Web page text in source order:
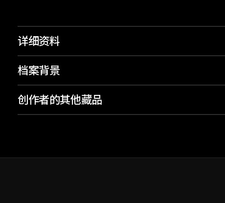
详细资料
档案背景
创作者的其他藏品